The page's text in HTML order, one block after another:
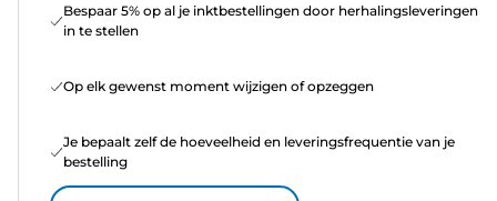
Bespaar 5% op al je inktbestellingen door herhalingsleveringen
in te stellen
Op elk gewenst moment wijzigen of opzeggen
Je bepaalt zelf de hoeveelheid en leveringsfrequentie van je
bestelling